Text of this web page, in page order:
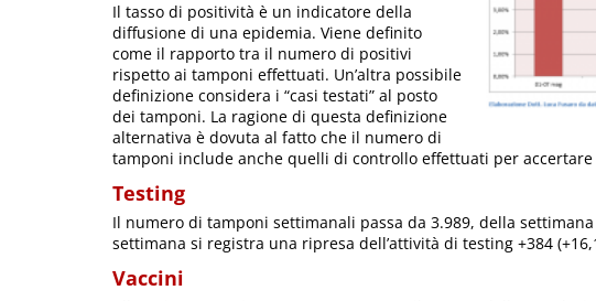
Il tasso di positività è un indicatore della
diffusione di una epidemia. Viene definito
come il rapporto tra il numero di positivi
rispetto ai tamponi effettuati. Un’altra possibile
definizione considera i “casi testati” al posto
dei tamponi. La ragione di questa definizione
alternativa è dovuta al fatto che il numero di
tamponi include anche quelli di controllo effettuati per
Testing
Il numero di tamponi settimanali passa da 3.989, della settimana
settimana si registra una ripresa dell’attività di testing +384
Vaccini